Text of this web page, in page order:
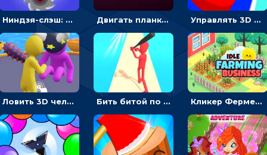
Ниндзя-слэш: запускай оружие по целям и становись мастером сюрикенов Двигать планку и бить шариком по цветным блокам - гиперказуальная Управлять 3D магнитом, чтобы собирать фигуры и сбрасывать в пропасть
Ловить 3D человечком своего цвета и собирать драгоценности - гиперказуалка Бить битой по шарику, чтобы сбивать кубики с буквами на пути к финишу - 3D Кликер Фермерский бизнес: расти овощи, чтобы богатеть